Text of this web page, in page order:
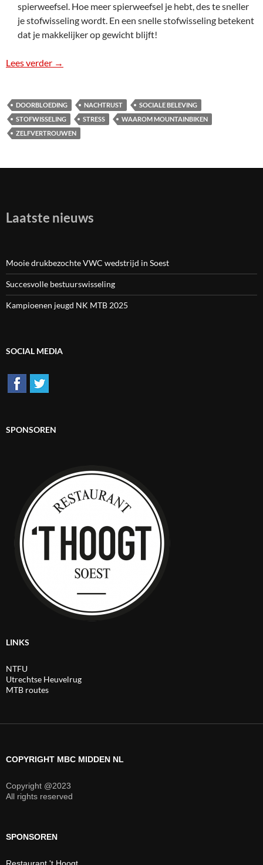
spierweefsel. Hoe meer spierweefsel je hebt, des te sneller
je stofwisseling wordt. En een snelle stofwisseling betekent
dat je makkelijker op gewicht blijft!
Lees verder Waarom mountainbiken!
→
DOORBLOEDING NACHTRUST
SOCIALE BELEVING
STOFWISSELING
STRESS
WAAROM MOUNTAINBIKEN
ZELFVERTROUWEN
Laatste nieuws
Mooie drukbezochte VWC wedstrijd in Soest
Succesvolle bestuurswisseling
Kampioenen jeugd NK MTB 2025
SOCIAL MEDIA
SPONSOREN
LINKS
NTFU
Utrechtse Heuvelrug
MTB routes
COPYRIGHT MBC MIDDEN NL
Copyright @2023
All rights reserved
SPONSOREN